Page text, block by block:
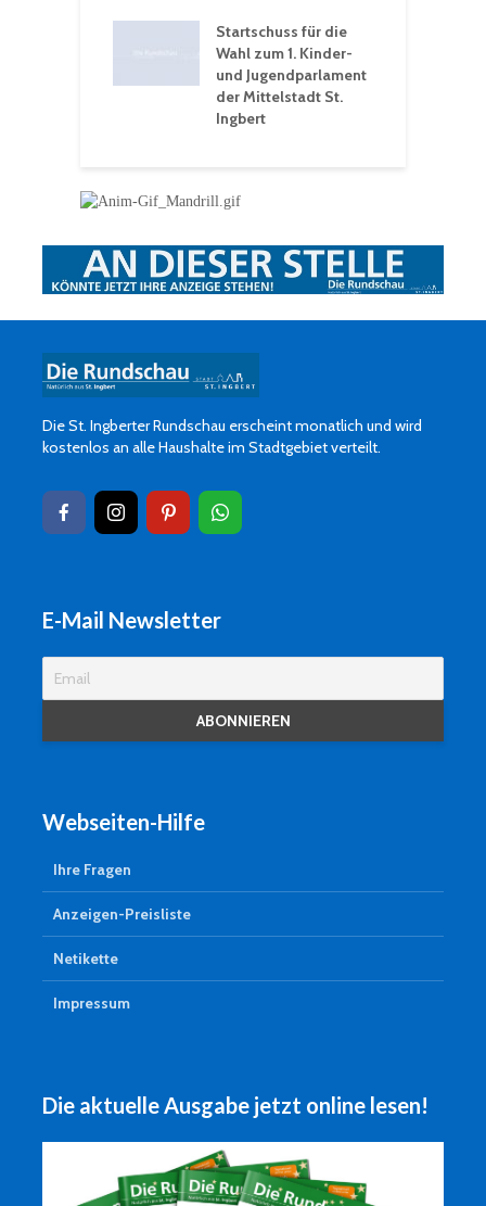
Startschuss für die
Wahl zum 1. Kinder-
und Jugendparlament
der Mittelstadt St.
Ingbert
Die St. Ingberter Rundschau erscheint monatlich und wird
kostenlos an alle Haushalte im Stadtgebiet verteilt.
E-Mail Newsletter
Webseiten-Hilfe
Ihre Fragen
Anzeigen-Preisliste
Netikette
Impressum
Die aktuelle Ausgabe jetzt online lesen!